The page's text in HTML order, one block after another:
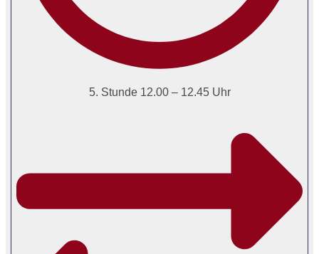
5. Stunde 12.00 – 12.45 Uhr